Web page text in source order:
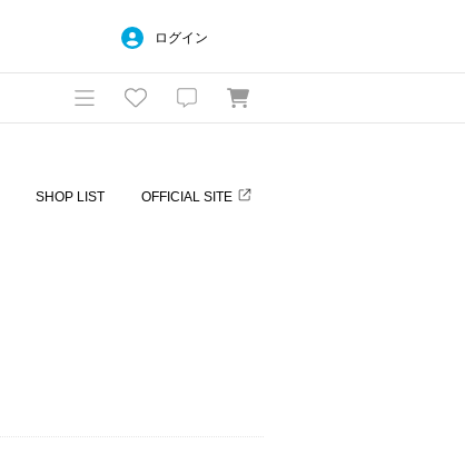
ログイン
SHOP LIST OFFICIAL SITE